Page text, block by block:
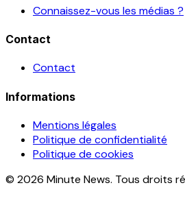
Connaissez-vous les médias ?
Contact
Contact
Informations
Mentions légales
Politique de confidentialité
Politique de cookies
© 2026 Minute News. Tous droits